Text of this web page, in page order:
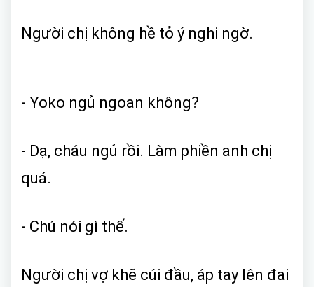
Người chị không hề tỏ ý nghi ngờ.
- Yoko ngủ ngoan không?
- Dạ, cháu ngủ rồi. Làm phiền anh chị
quá.
- Chú nói gì thế.
Người chị vợ khẽ cúi đầu, áp tay lên đai